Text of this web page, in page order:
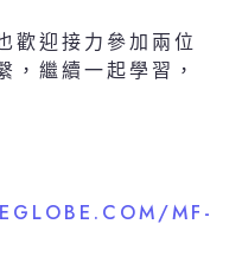
歡迎接力參加兩位
，繼續一起學習，
MF-